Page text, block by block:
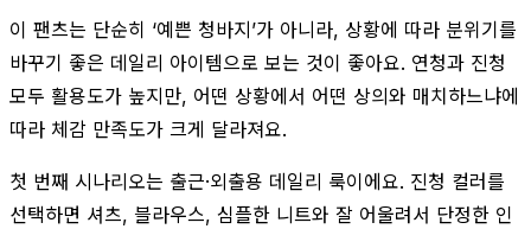
이 팬츠는 단순히 ‘예쁜 청바지’가 아니라, 상황에 따라 분위기를
바꾸기 좋은 데일리 아이템으로 보는 것이 좋아요. 연청과 진청
모두 활용도가 높지만, 어떤 상황에서 어떤 상의와 매치하느냐에
따라 체감 만족도가 크게 달라져요.
첫 번째 시나리오는 출근·외출용 데일리 룩이에요. 진청 컬러를
선택하면 셔츠, 블라우스, 심플한 니트와 잘 어울려서 단정한 인